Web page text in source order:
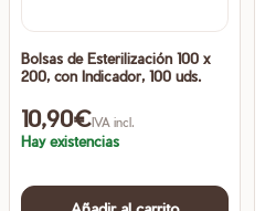
Bolsas de Esterilización 100 x
200, con Indicador, 100 uds.
10,90€IVA incl.
Hay existencias